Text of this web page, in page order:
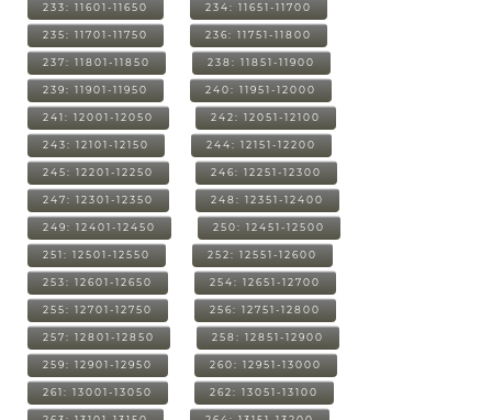
233: 11601-11650 234: 11651-11700
235: 11701-11750 236: 11751-11800
237: 11801-11850 238: 11851-11900
239: 11901-11950 240: 11951-12000
241: 12001-12050 242: 12051-12100
243: 12101-12150 244: 12151-12200
245: 12201-12250 246: 12251-12300
247: 12301-12350 248: 12351-12400
249: 12401-12450 250: 12451-12500
251: 12501-12550 252: 12551-12600
253: 12601-12650 254: 12651-12700
255: 12701-12750 256: 12751-12800
257: 12801-12850 258: 12851-12900
259: 12901-12950 260: 12951-13000
261: 13001-13050 262: 13051-13100